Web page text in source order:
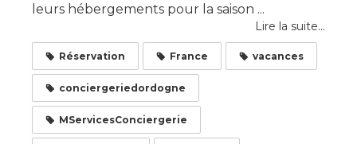
leurs hébergements pour la saison ...
Lire la suite...
Réservation France vacances
conciergeriedordogne
MServicesConciergerie